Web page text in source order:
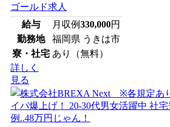
ゴールド求人
給与
月収例330,000円
勤務地
福岡県 うきは市
寮・社宅 あり（無料）
詳しく
見る